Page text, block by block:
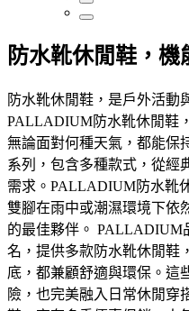
防水靴休閒鞋，
防水靴休閒鞋，是戶外活動
PALLADIUM防水靴休閒鞋
無論面對何種天氣，都能保
系列，包含多種款式，從經
需求。PALLADIUM防水靴
雙腳在雨中或潮濕環境下依
的最佳夥伴。 PALLADIUM
名，提供多款防水靴休閒鞋
底，都兼顧舒適與環保。這
險，也完美融入日常休閒穿